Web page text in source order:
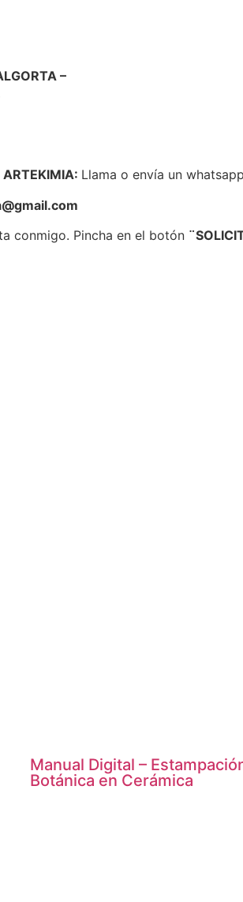
–
ARTEKIMIA: Llama o envía un
conmigo. Pincha en el botón
Manual Digital –
Botánica en Cerámica